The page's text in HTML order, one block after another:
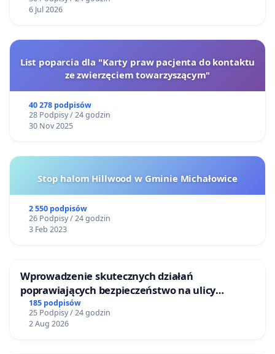
6 Jul 2026
List poparcia dla "Karty praw pacjenta do kontaktu
ze zwierzęciem towarzyszącym"
40 278 podpisów
28 Podpisy / 24 godzin
30 Nov 2025
Stop halom Hillwood w Gminie Michałowice
2 550 podpisów
26 Podpisy / 24 godzin
3 Feb 2023
Wprowadzenie skutecznych działań
poprawiających bezpieczeństwo na ulicy
Żeromskiego w Otwocku
185 podpisów
25 Podpisy / 24 godzin
2 Aug 2026